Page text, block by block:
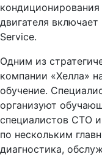
двигателя
Service.
Одним из
компании «Хелла»
обучение.
организуют
специалистов СТО
по нескольким
диагностика,